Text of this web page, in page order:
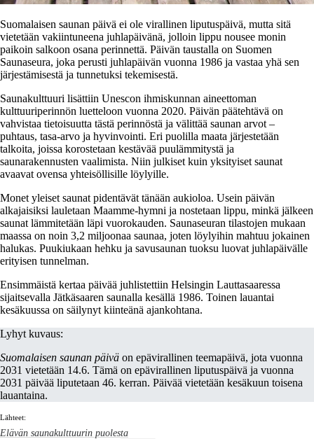
Suomalaisen saunan päivä ei ole virallinen liputuspäivä, mutta sitä
vietetään vakiintuneena juhlapäivänä, jolloin lippu nousee monin
paikoin salkoon osana perinnettä. Päivän taustalla on Suomen
Saunaseura, joka perusti juhlapäivän vuonna 1986 ja vastaa yhä sen
järjestämisestä ja tunnetuksi tekemisestä.
Saunakulttuuri lisättiin Unescon ihmiskunnan aineettoman
kulttuuriperinnön luetteloon vuonna 2020. Päivän päätehtävä on
vahvistaa tietoisuutta tästä perinnöstä ja välittää saunan arvot –
puhtaus, tasa-arvo ja hyvinvointi. Eri puolilla maata järjestetään
talkoita, joissa korostetaan kestävää puulämmitystä ja
saunarakennusten vaalimista. Niin julkiset kuin yksityiset saunat
avaavat ovensa yhteisöllisille löylyille.
Monet yleiset saunat pidentävät tänään aukioloa. Usein päivän
alkajaisiksi lauletaan Maamme-hymni ja nostetaan lippu, minkä jälkeen
saunat lämmitetään läpi vuorokauden. Saunaseuran tilastojen mukaan
maassa on noin 3,2 miljoonaa saunaa, joten löylyihin mahtuu jokainen
halukas. Puukiukaan hehku ja savusaunan tuoksu luovat juhlapäivälle
erityisen tunnelman.
Ensimmäistä kertaa päivää juhlistettiin Helsingin Lauttasaaressa
sijaitsevalla Jätkäsaaren saunalla kesällä 1986. Toinen lauantai
kesäkuussa on säilynyt kiinteänä ajankohtana.
Lyhyt kuvaus:
Suomalaisen saunan päivä on epävirallinen teemapäivä, jota vuonna
2031 vietetään 14.6. Tämä on epävirallinen liputuspäivä ja vuonna
2031 päivää liputetaan 46. kerran. Päivää vietetään kesäkuun toisena
lauantaina.
Lähteet:
Elävän saunakulttuurin puolesta